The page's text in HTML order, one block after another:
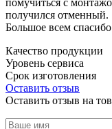
получился отменный.
Большое всем
Качество продукции
Уровень сервиса
Срок изготовления
Оставить отзыв
Оставить отзыв на